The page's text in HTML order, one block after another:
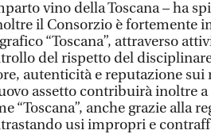
vino della Toscana – ha
il Consorzio è fortemente
“Toscana”, attraverso
del rispetto del
autenticità e reputazione
assetto contribuirà inoltre
“Toscana”, anche grazie alla
usi impropri e